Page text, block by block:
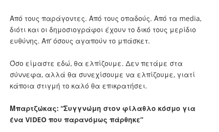
Από τους παράγοντες. Από τους οπαδούς. Από τα media,
διότι και οι δημοσιογράφοι έχουν το δικό τους μερίδιο
ευθύνης. Απ’ όσους αγαπούν το μπάσκετ.
Όσο είμαστε εδώ, θα ελπίζουμε. Δεν πετάμε στα
σύννεφα, αλλά θα συνεχίσουμε να ελπίζουμε, γιατί
κάποια στιγμή το καλό θα επικρατήσει.
Μπαρτζώκας: “Συγγνώμη στον φίλαθλο κόσμο για
ένα VIDEO που παρανόμως πάρθηκε”